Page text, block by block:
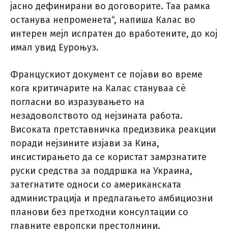
јасно дефинирани во договорите. Таа рамка
останува непроменета“, напиша Калас во
интерен мејл испратен до вработените, до кој
имал увид Еуроњуз.
Францускиот документ се појави во време
кога критичарите на Калас стануваа сè
погласни во изразувањето на
незадоволството од нејзината работа.
Високата претставничка предизвика реакции
поради нејзините изјави за Кина,
инсистирањето да се користат замрзнатите
руски средства за поддршка на Украина,
затегнатите односи со американската
администрација и предлагањето амбициозни
планови без претходни консултации со
главните европски престолнини.